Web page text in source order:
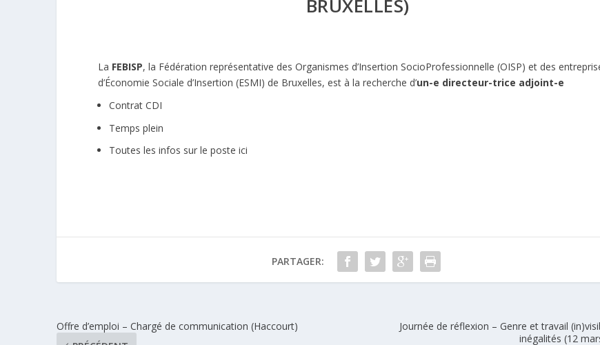
BRUXELLES)
La FEBISP, la Fédération représentative des Organismes d’Insertion SocioProfessionnelle (OISP) et des
d’Économie Sociale d’Insertion (ESMI) de Bruxelles, est à la recherche d’un-e directeur-trice adjoint-e
Contrat CDI
Temps plein
Toutes les infos sur le poste ici
PARTAGER:
Offre d’emploi – Chargé de communication (Haccourt)
Journée de réflexion – Genre et travail
inégalités (12